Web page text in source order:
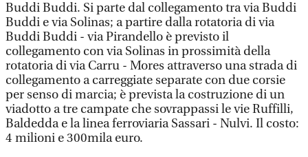
Buddi Buddi. Si parte dal collegamento tra via Buddi
Buddi e via Solinas; a partire dalla rotatoria di via
Buddi Buddi - via Pirandello è previsto il
collegamento con via Solinas in prossimità della
rotatoria di via Carru - Mores attraverso una strada di
collegamento a carreggiate separate con due corsie
per senso di marcia; è prevista la costruzione di un
viadotto a tre campate che sovrappassi le vie Ruffilli,
Baldedda e la linea ferroviaria Sassari - Nulvi. Il costo:
4 milioni e 300mila euro.